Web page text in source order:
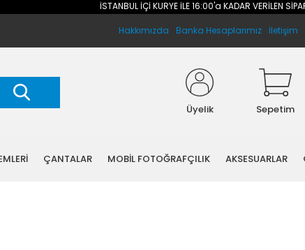
İSTANBUL İÇİ KURYE İLE 16:00'a KADAR VERİLEN
Hakkımızda Banka Hesaplarımız İletişim
Üyelik Sepetim
ÇANTALAR MOBİL FOTOĞRAFÇILIK AKSESUARLAR